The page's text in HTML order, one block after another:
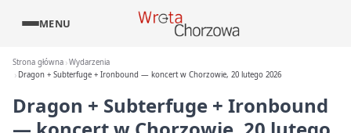
MENU
Strona główna Wydarzenia
Dragon + Subterfuge + Ironbound — koncert w Chorzowie, 20 lutego 2026
Dragon + Subterfuge + Ironbound